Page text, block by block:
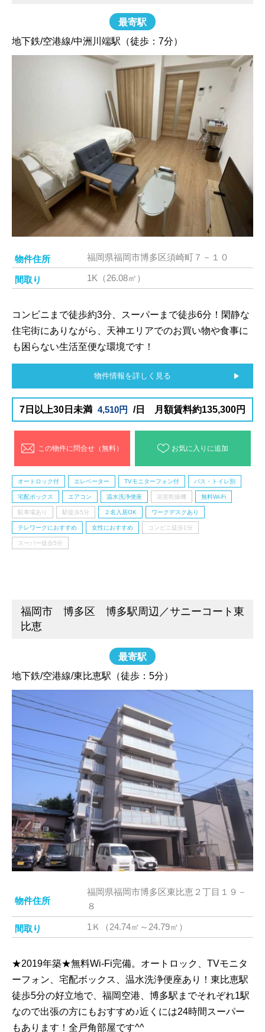
最寄駅
地下鉄/空港線/中洲川端駅（徒歩：7分）
物件住所 福岡県福岡市博多区須崎町７－１０
間取り 1K（26.08㎡）
コンビニまで徒歩約3分、スーパーまで徒歩6分！閑静な
住宅街にありながら、天神エリアでのお買い物や食事に
も困らない生活至便な環境です！
物件情報を詳しく見る
7日以上30日未満 4,510円 /日 月額賃料約135,300円
この物件に問合せ（無料） お気に入りに追加
オートロック付 エレベーター TVモニターフォン付 バス・トイレ別
宅配ボックス エアコン 温水洗浄便座 浴室乾燥機 無料Wi-Fi
駐車場あり 駅徒歩5分 ２名入居OK ワークデスクあり
テレワークにおすすめ 女性におすすめ コンビニ徒歩1分
スーパー徒歩5分
福岡市 博多区 博多駅周辺／サニーコート東
比恵
最寄駅
地下鉄/空港線/東比恵駅（徒歩：5分）
物件住所
福岡県福岡市博多区東比恵２丁目１９－
８
間取り 1Ｋ（24.74㎡～24.79㎡）
★2019年築★無料Wi-Fi完備。オートロック、TVモニタ
ーフォン、宅配ボックス、温水洗浄便座あり！東比恵駅
徒歩5分の好立地で、福岡空港、博多駅までそれぞれ1駅
なので出張の方にもおすすめ♪近くには24時間スーパー
もあります！全戸角部屋です^^